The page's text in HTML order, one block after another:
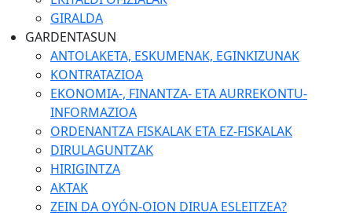
GIRALDA
GARDENTASUN
ANTOLAKETA, ESKUMENAK, EGINKIZUNAK
KONTRATAZIOA
EKONOMIA-, FINANTZA- ETA AURREKONTU-
INFORMAZIOA
ORDENANTZA FISKALAK ETA EZ-FISKALAK
DIRULAGUNTZAK
HIRIGINTZA
AKTAK
ZEIN DA OYÓN-OION DIRUA ESLEITZEA?